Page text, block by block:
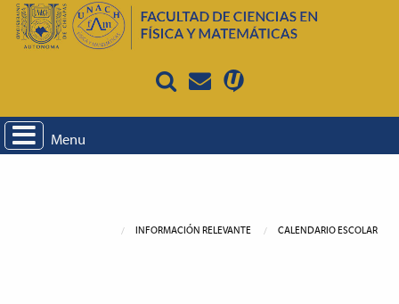
Menu
INFORMACIÓN RELEVANTE CALENDARIO ESCOLAR